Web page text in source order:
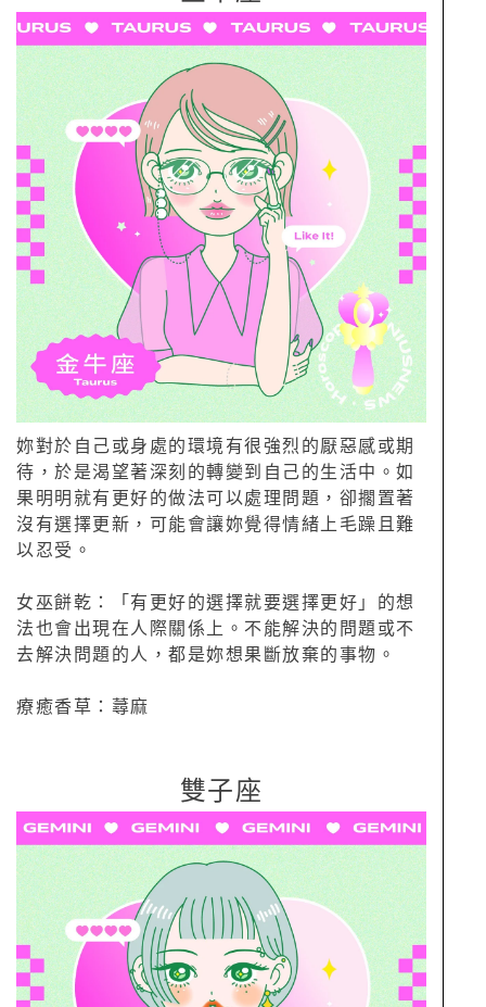
妳對於自己或身處的環境有很強烈的厭惡感或期
待，於是渴望著深刻的轉變到自己的生活中。如
果明明就有更好的做法可以處理問題，卻擱置著
沒有選擇更新，可能會讓妳覺得情緒上毛躁且難
以忍受。
女巫餅乾：「有更好的選擇就要選擇更好」的想
法也會出現在人際關係上。不能解決的問題或不
去解決問題的人，都是妳想果斷放棄的事物。
療癒香草：蕁麻
雙子座